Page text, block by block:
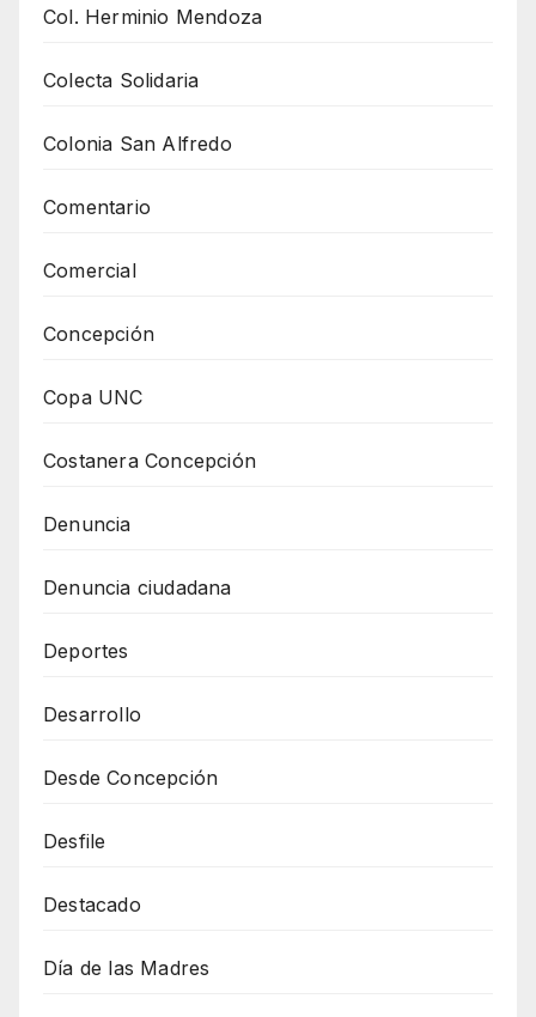
Col. Herminio Mendoza
Colecta Solidaria
Colonia San Alfredo
Comentario
Comercial
Concepción
Copa UNC
Costanera Concepción
Denuncia
Denuncia ciudadana
Deportes
Desarrollo
Desde Concepción
Desfile
Destacado
Día de las Madres